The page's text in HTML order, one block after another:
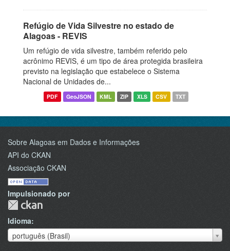
Refúgio de Vida Silvestre no estado de
Alagoas - REVIS
Um refúgio de vida silvestre, também referido pelo
acrônimo REVIS, é um tipo de área protegida brasileira
previsto na legislação que estabelece o Sistema
Nacional de Unidades de...
PDF GeoJSON KML ZIP XLS CSV TXT
Sobre Alagoas em Dados e Informações
API do CKAN
Associação CKAN
Impulsionado por
Idioma
português (Brasil)
Idioma